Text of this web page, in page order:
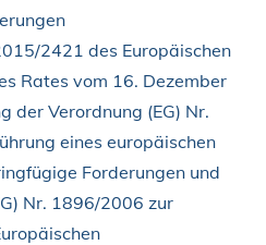
2421 des Europäischen
Rates vom 16. Dezember
der Verordnung (EG) Nr.
eines europäischen
Forderungen und
Nr. 1896/2006 zur